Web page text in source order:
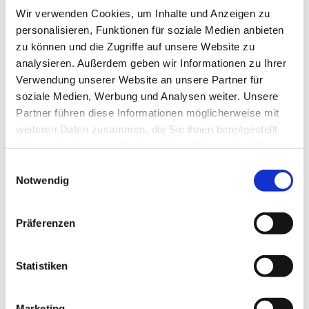
Wir verwenden Cookies, um Inhalte und Anzeigen zu
personalisieren, Funktionen für soziale Medien anbieten
zu können und die Zugriffe auf unsere Website zu
analysieren. Außerdem geben wir Informationen zu Ihrer
Verwendung unserer Website an unsere Partner für
soziale Medien, Werbung und Analysen weiter. Unsere
Partner führen diese Informationen möglicherweise mit
weiteren Daten zusammen, die Sie ihnen bereitgestellt
Notwendig
Präferenzen
Statistiken